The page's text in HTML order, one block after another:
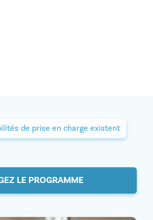
de prise en charge existent
LE PROGRAMME